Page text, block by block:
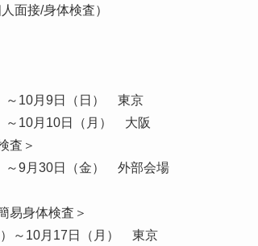
面接/身体検査）
～10月9日（日） 東京
～10月10日（月） 大阪
査＞
～9月30日（金） 外部会場
易身体検査＞
～10月17日（月） 東京